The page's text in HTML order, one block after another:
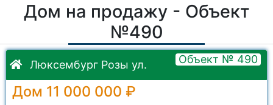
Дом на продажу - Объект
№490
Люксембург Розы ул. Объект № 490
Дом 11 000 000 ₽